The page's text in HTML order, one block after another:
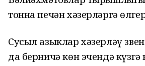
тонна печән хәзерләргә
Сусыл азыклар хәзерләү
да берничә көн эчендә күзгә